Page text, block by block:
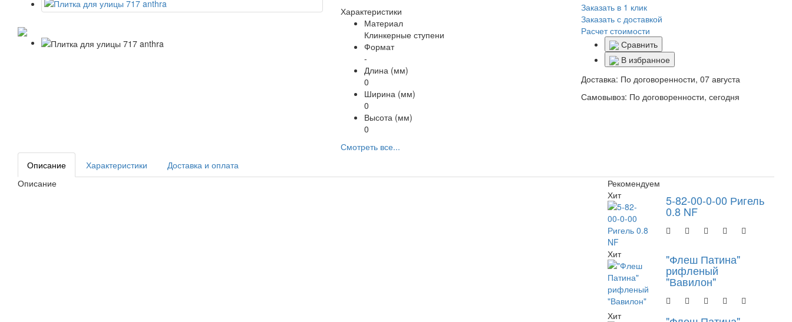
Характеристики
Материал
Клинкерные ступени
Формат
-
Длина (мм)
0
Ширина (мм)
0
Высота (мм)
0
Смотреть все...
Заказать в 1 клик
Заказать с доставкой
Расчет стоимости
Сравнить
В избранное
Доставка: По договоренности, 07 августа
Самовывоз: По договоренности, сегодня
Описание Характеристики
Доставка и оплата
Описание
Рекомендуем
Хит
5-82-00-0-00 Ригель
0.8 NF
Хит "Флеш Патина"
рифленый
"Вавилон"
Хит